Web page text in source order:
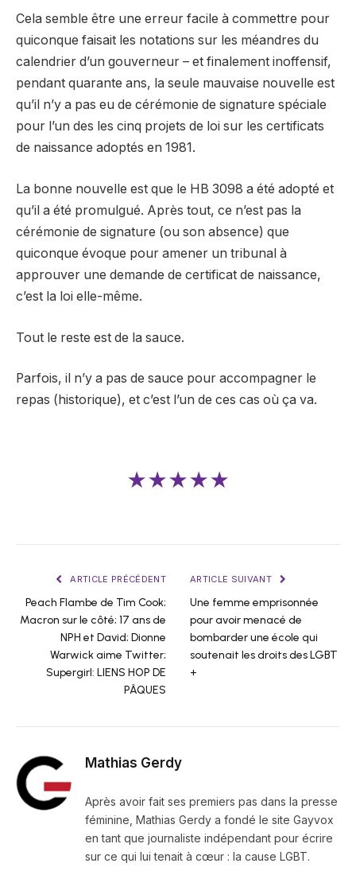
Cela semble être une erreur facile à commettre pour
quiconque faisait les notations sur les méandres du
calendrier d’un gouverneur – et finalement inoffensif,
pendant quarante ans, la seule mauvaise nouvelle est
qu’il n’y a pas eu de cérémonie de signature spéciale
pour l’un des les cinq projets de loi sur les certificats
de naissance adoptés en 1981.
La bonne nouvelle est que le HB 3098 a été adopté et
qu’il a été promulgué. Après tout, ce n’est pas la
cérémonie de signature (ou son absence) que
quiconque évoque pour amener un tribunal à
approuver une demande de certificat de naissance,
c’est la loi elle-même.
Tout le reste est de la sauce.
Parfois, il n’y a pas de sauce pour accompagner le
repas (historique), et c’est l’un de ces cas où ça va.
★★★★★
ARTICLE PRÉCÉDENT
Peach Flambe de Tim Cook;
Macron sur le côté; 17 ans de
NPH et David; Dionne
Warwick aime Twitter;
Supergirl: LIENS HOP DE
PÂQUES
ARTICLE SUIVANT
Une femme emprisonnée
pour avoir menacé de
bombarder une école qui
soutenait les droits des LGBT
+
Mathias Gerdy
Après avoir fait ses premiers pas dans la presse
féminine, Mathias Gerdy a fondé le site Gayvox
en tant que journaliste indépendant pour écrire
sur ce qui lui tenait à cœur : la cause LGBT.